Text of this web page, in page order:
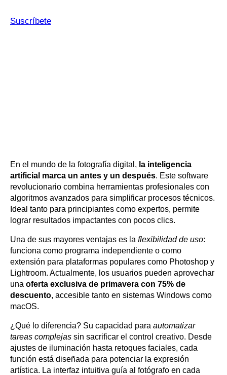
Suscríbete
En el mundo de la fotografía digital, la inteligencia
artificial marca un antes y un después. Este software
revolucionario combina herramientas profesionales con
algoritmos avanzados para simplificar procesos técnicos.
Ideal tanto para principiantes como expertos, permite
lograr resultados impactantes con pocos clics.
Una de sus mayores ventajas es la flexibilidad de uso:
funciona como programa independiente o como
extensión para plataformas populares como Photoshop y
Lightroom. Actualmente, los usuarios pueden aprovechar
una oferta exclusiva de primavera con 75% de
descuento, accesible tanto en sistemas Windows como
macOS.
¿Qué lo diferencia? Su capacidad para automatizar
tareas complejas sin sacrificar el control creativo. Desde
ajustes de iluminación hasta retoques faciales, cada
función está diseñada para potenciar la expresión
artística. La interfaz intuitiva guía al fotógrafo en cada